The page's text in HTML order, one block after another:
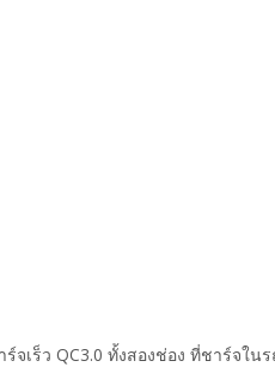
จเร็ว QC3.0 ทั้งสองช่อง ที่ชาร์จใ